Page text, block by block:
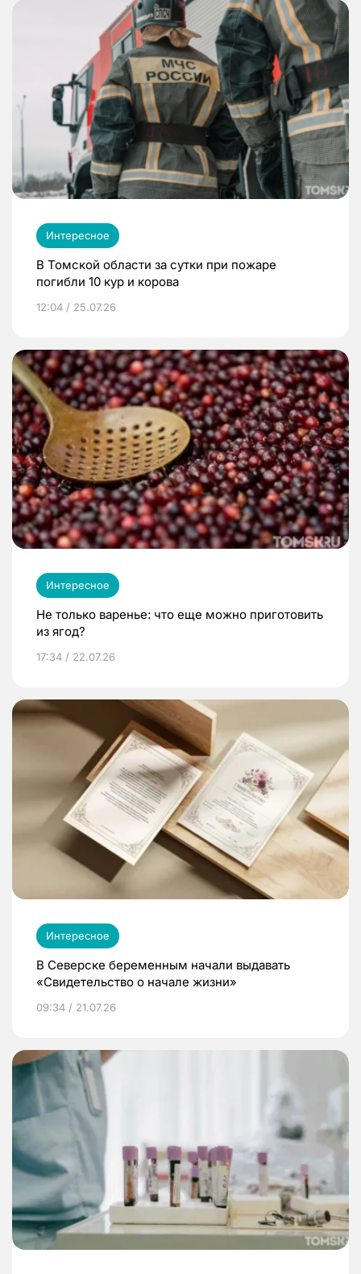
Интересное
В Томской области за сутки при пожаре
погибли 10 кур и корова
12:04 / 25.07.26
Интересное
Не только варенье: что еще можно приготовить
из ягод?
17:34 / 22.07.26
Интересное
В Северске беременным начали выдавать
«Свидетельство о начале жизни»
09:34 / 21.07.26